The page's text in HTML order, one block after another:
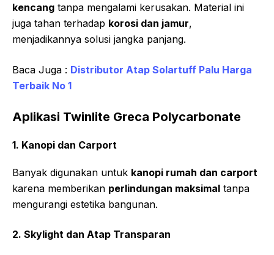
kencang tanpa mengalami kerusakan. Material ini
juga tahan terhadap korosi dan jamur,
menjadikannya solusi jangka panjang.
Baca Juga : Distributor Atap Solartuff Palu Harga
Terbaik No 1
Aplikasi Twinlite Greca Polycarbonate
1. Kanopi dan Carport
Banyak digunakan untuk kanopi rumah dan carport
karena memberikan perlindungan maksimal tanpa
mengurangi estetika bangunan.
2. Skylight dan Atap Transparan